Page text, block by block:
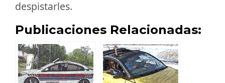
despistarles.
Publicaciones Relacionadas: